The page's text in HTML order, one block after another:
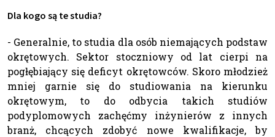
Dla kogo są te studia?
- Generalnie, to studia dla osób niemających podstaw
okrętowych. Sektor stoczniowy od lat cierpi na
pogłębiający się deficyt okrętowców. Skoro młodzież
mniej garnie się do studiowania na kierunku
okrętowym, to do odbycia takich studiów
podyplomowych zachęćmy inżynierów z innych
branż, chcących zdobyć nowe kwalifikacje, by